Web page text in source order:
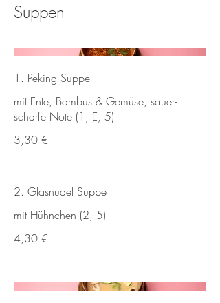
Suppen
1. Peking Suppe
mit Ente, Bambus & Gemüse, sauer-
scharfe Note (1, E, 5)
3,30 €
2. Glasnudel Suppe
mit Hühnchen (2, 5)
4,30 €